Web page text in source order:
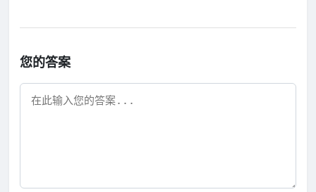
您的答案